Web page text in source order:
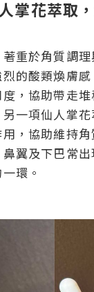
掌花萃取
重於角質調理
的酸類煥膚
，協助帶走
一項仙人掌花
，協助維持
翼及下巴常出
環。